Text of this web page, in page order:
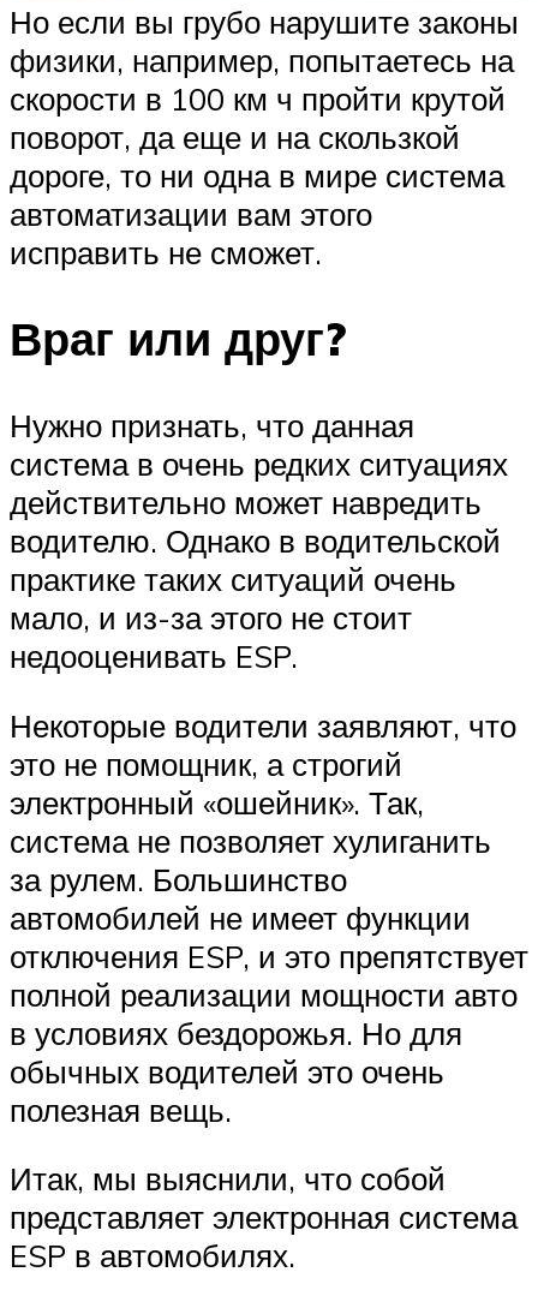
Но если вы грубо нарушите законы
физики, например, попытаетесь на
скорости в 100 км ч пройти крутой
поворот, да еще и на скользкой
дороге, то ни одна в мире система
автоматизации вам этого
исправить не сможет.
Враг или друг?
Нужно признать, что данная
система в очень редких ситуациях
действительно может навредить
водителю. Однако в водительской
практике таких ситуаций очень
мало, и из-за этого не стоит
недооценивать ESP.
Некоторые водители заявляют, что
это не помощник, а строгий
электронный «ошейник». Так,
система не позволяет хулиганить
за рулем. Большинство
автомобилей не имеет функции
отключения ESP, и это препятствует
полной реализации мощности авто
в условиях бездорожья. Но для
обычных водителей это очень
полезная вещь.
Итак, мы выяснили, что собой
представляет электронная система
ESP в автомобилях.